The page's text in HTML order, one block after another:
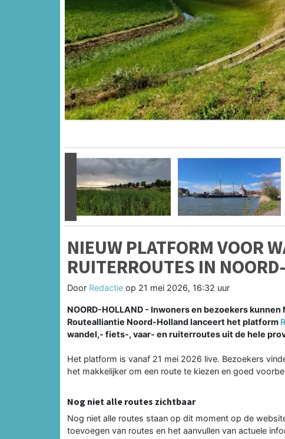
Vorige
NIEUW PLATFORM VOOR
RUITERROUTES IN
Door Redactie op 21 mei 2026, 16:32 uur
NOORD-HOLLAND - Inwoners en bezoekers
Routealliantie Noord-Holland lanceert het platform
wandel,- fiets-, vaar- en ruiterroutes uit de hele
Het platform is vanaf 21 mei 2026 live. Bezoekers
het makkelijker om een route te kiezen en goed
Nog niet alle routes zichtbaar
Nog niet alle routes staan op dit moment op de
toevoegen van routes en het aanvullen van actuele